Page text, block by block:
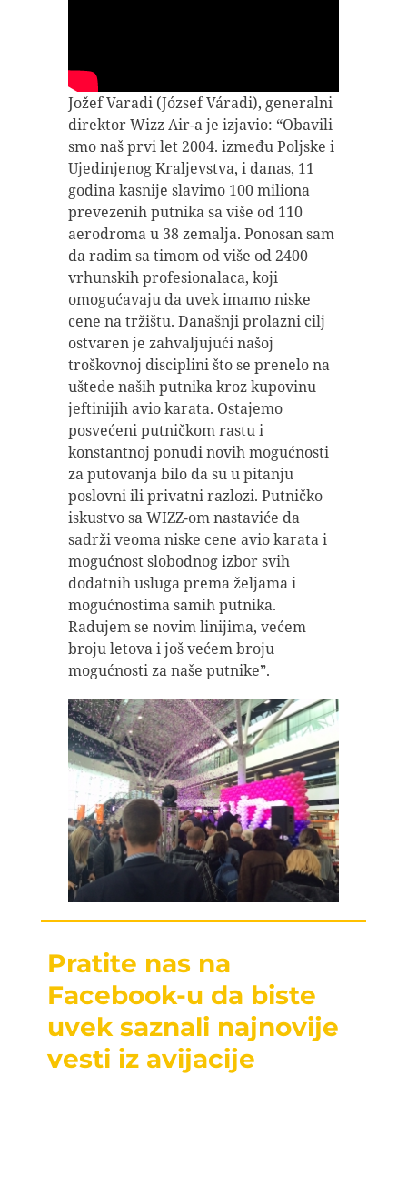
Jožef Varadi (József Váradi), generalni
direktor Wizz Air-a je izjavio: “Obavili
smo naš prvi let 2004. između Poljske i
Ujedinjenog Kraljevstva, i danas, 11
godina kasnije slavimo 100 miliona
prevezenih putnika sa više od 110
aerodroma u 38 zemalja. Ponosan sam
da radim sa timom od više od 2400
vrhunskih profesionalaca, koji
omogućavaju da uvek imamo niske
cene na tržištu. Današnji prolazni cilj
ostvaren je zahvaljujući našoj
troškovnoj disciplini što se prenelo na
uštede naših putnika kroz kupovinu
jeftinijih avio karata. Ostajemo
posvećeni putničkom rastu i
konstantnoj ponudi novih mogućnosti
za putovanja bilo da su u pitanju
poslovni ili privatni razlozi. Putničko
iskustvo sa WIZZ-om nastaviće da
sadrži veoma niske cene avio karata i
mogućnost slobodnog izbor svih
dodatnih usluga prema željama i
mogućnostima samih putnika.
Radujem se novim linijima, većem
broju letova i još većem broju
mogućnosti za naše putnike”.
Pratite nas na
Facebook-u da biste
uvek saznali najnovije
vesti iz avijacije